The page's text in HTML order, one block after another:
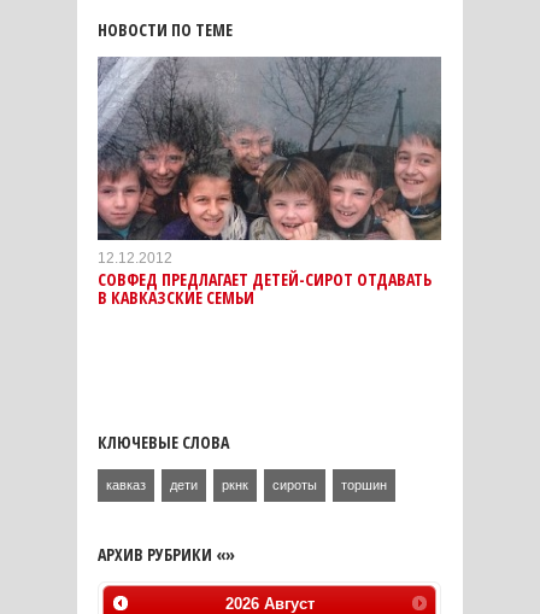
НОВОСТИ ПО ТЕМЕ
12.12.2012
СОВФЕД ПРЕДЛАГАЕТ ДЕТЕЙ-СИРОТ ОТДАВАТЬ
В КАВКАЗСКИЕ СЕМЬИ
КЛЮЧЕВЫЕ СЛОВА
кавказ дети ркнк сироты торшин
АРХИВ РУБРИКИ «»
2026 Август